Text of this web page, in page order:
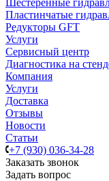
Шестеренные
Пластинчатые
Редукторы GFT
Услуги
Сервисный центр
Диагностика на
Компания
Услуги
Доставка
Отзывы
Новости
Статьи
+7 (930) 036-34-28
Заказать звонок
Задать вопрос